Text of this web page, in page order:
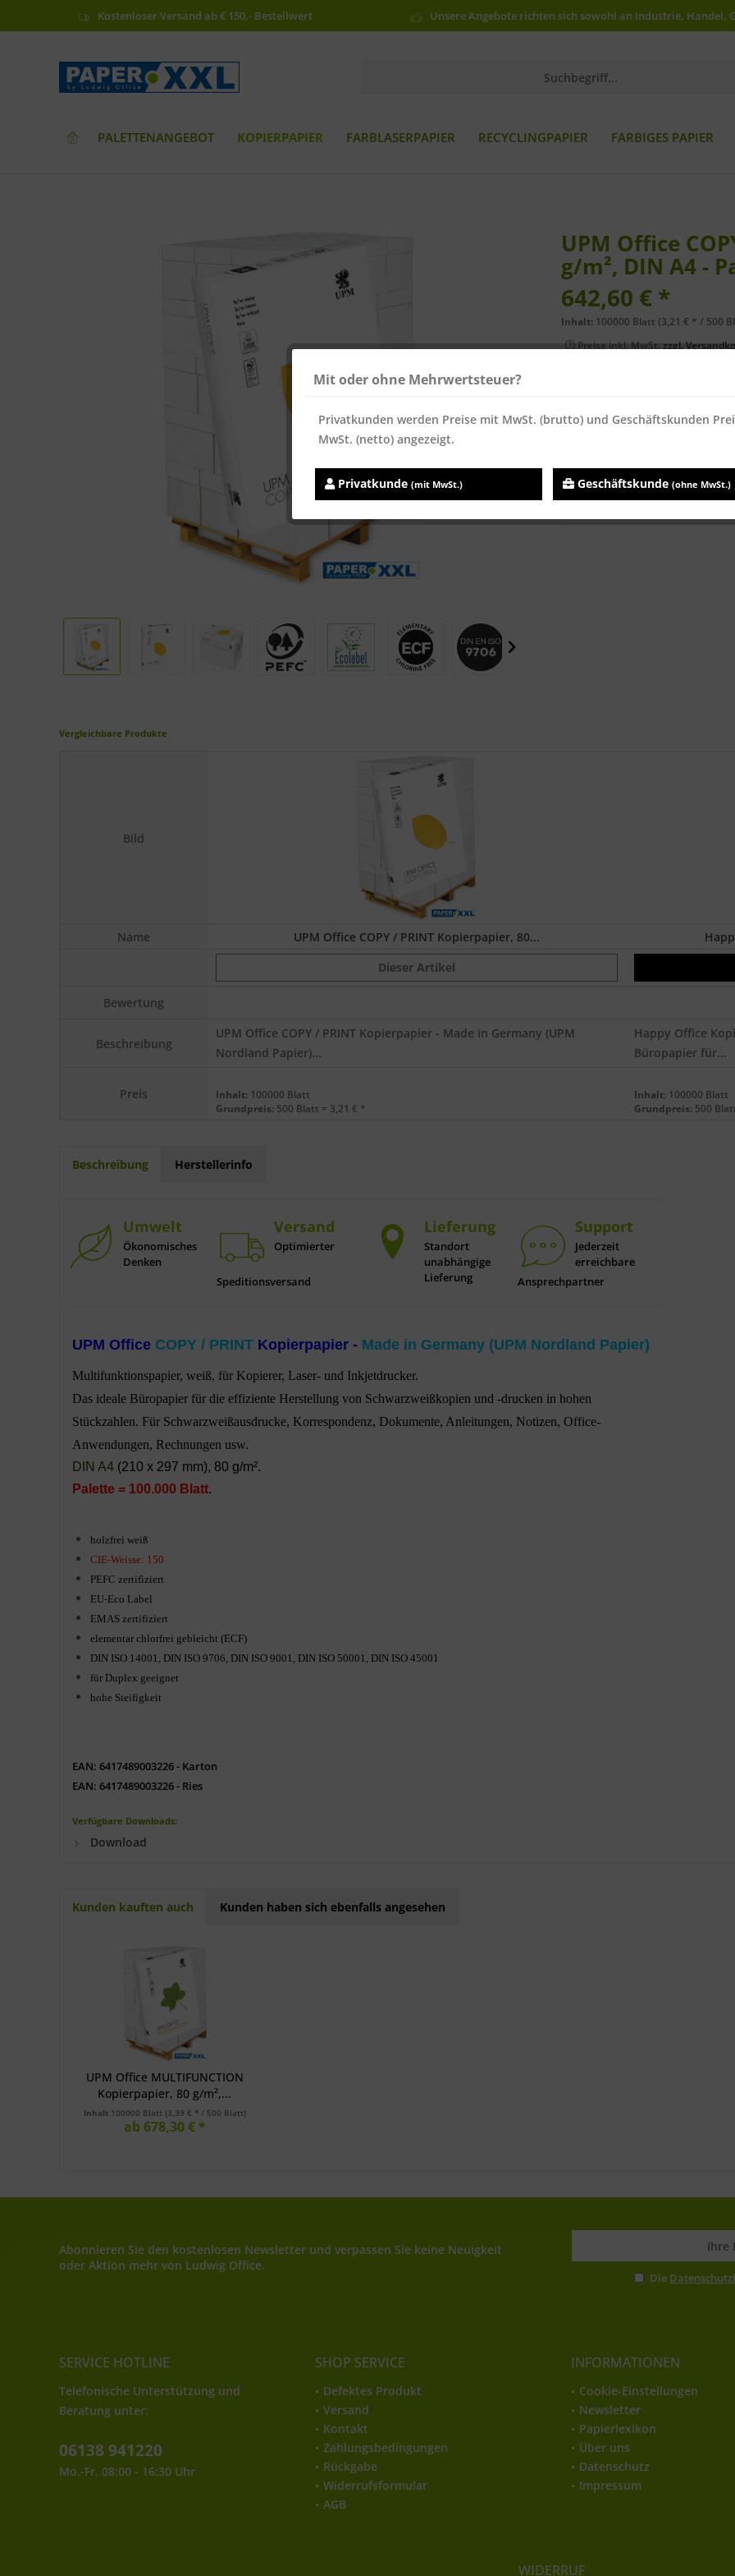
Kostenloser Versand ab € 150,- Bestellwert Unsere Angebote richten sich sowohl an Industrie, Handel,
PALETTENANGEBOT KOPIERPAPIER FARBLASERPAPIER RECYCLINGPAPIER FARBIGES PAPIER
UPM Office
g/m², DIN A4 -
642,60 € *
Inhalt: 100000 Blatt (3,21 € * / 500
Preise inkl. MwSt.zzgl.
Sofort versandfertig,
Vergleichen Merken
Artikel-Nr.:
Vergleichbare Produkte
Bild
Name UPM Office COPY / PRINT Kopierpapier, 80...
Dieser Artikel
Bewertung
Beschreibung
UPM Office COPY / PRINT Kopierpapier - Made in Germany (UPM
Nordland Papier)...
Happy Office
Büropapier für...
Preis Inhalt: 100000 Blatt
Grundpreis: 500 Blatt = 3,21 € *
Inhalt: 100000 Blatt
Grundpreis: 500
Beschreibung Herstellerinfo
Umwelt
Ökonomisches
Denken
Versand
Optimierter
Speditionsversand
Lieferung
Standort
unabhängige
Lieferung
Support
Jederzeit
erreichbare
Ansprechpartner
UPM Office COPY / PRINT Kopierpapier - Made in Germany (UPM Nordland Papier)
Multifunktionspapier, weiß, für Kopierer, Laser- und Inkjetdrucker.
Das ideale Büropapier für die effiziente Herstellung von Schwarzweißkopien und -drucken in hohen
Stückzahlen. Für Schwarzweißausdrucke, Korrespondenz, Dokumente, Anleitungen, Notizen, Office-
Anwendungen, Rechnungen usw.
DIN A4 (210 x 297 mm), 80 g/m².
Palette = 100.000 Blatt.
holzfrei weiß
CIE-Weisse: 150
PEFC zertifiziert
EU-Eco Label
EMAS zertifiziert
elementar chlorfrei gebleicht (ECF)
DIN ISO 14001, DIN ISO 9706, DIN ISO 9001, DIN ISO 50001, DIN ISO 45001
für Duplex geeignet
hohe Steifigkeit
EAN: 6417489003226 - Karton
EAN: 6417489003226 - Ries
Verfügbare Downloads:
Download
Kunden kauften auch Kunden haben sich ebenfalls angesehen
UPM Office MULTIFUNCTION
Kopierpapier, 80 g/m²,...
Inhalt 100000 Blatt (3,39 € * / 500 Blatt)
ab 678,30 € *
Abonnieren Sie den kostenlosen Newsletter und verpassen Sie keine Neuigkeit
oder Aktion mehr von Ludwig Office.
Die
SERVICE HOTLINE
Telefonische Unterstützung und
Beratung unter:
06138 941220
Mo.-Fr. 08:00 - 16:30 Uhr
SHOP SERVICE
Defektes Produkt
Versand
Kontakt
Zahlungsbedingungen
Rückgabe
Widerrufsformular
AGB
INFORMATIONEN
Cookie-Einstellungen
Newsletter
Papierlexikon
Über uns
Datenschutz
Impressum
WIDERRUF
Mit oder ohne Mehrwertsteuer?
Privatkunden werden Preise mit MwSt. (brutto) und Geschäftskunden
MwSt. (netto) angezeigt.
Privatkunde (mit MwSt.) Geschäftskunde (ohne MwSt.)